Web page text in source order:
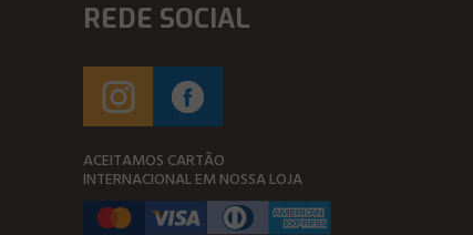
REDE SOCIAL
ACEITAMOS CARTÃO
INTERNACIONAL EM NOSSA LOJA